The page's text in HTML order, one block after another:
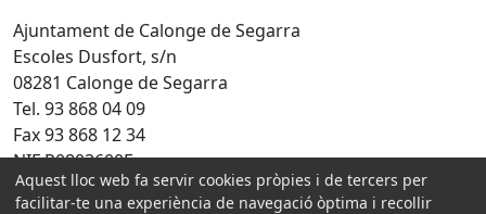
Ajuntament de Calonge de Segarra
Escoles Dusfort, s/n
08281 Calonge de Segarra
Tel. 93 868 04 09
Fax 93 868 12 34
NIF P0803600F
Amb la col·laboració de:
Aquest lloc web fa servir cookies pròpies i de tercers per
facilitar-te una experiència de navegació òptima i recollir